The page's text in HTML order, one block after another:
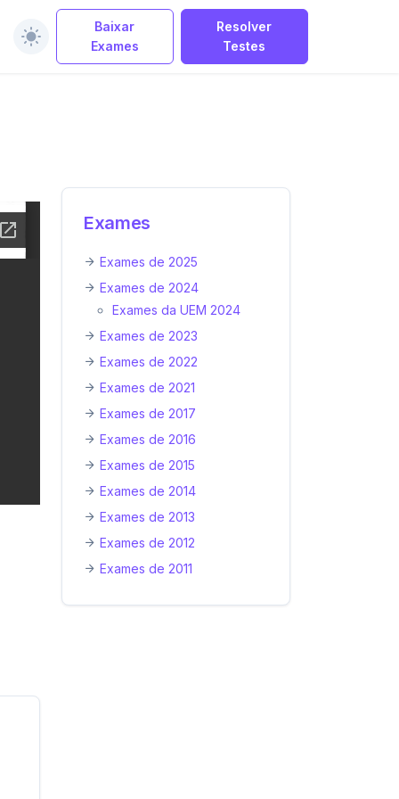
Baixar
Exames
Resolver
Testes
Exames
Exames de 2025
Exames de 2024
Exames da UEM 2024
Exames de 2023
Exames de 2022
Exames de 2021
Exames de 2017
Exames de 2016
Exames de 2015
Exames de 2014
Exames de 2013
Exames de 2012
Exames de 2011